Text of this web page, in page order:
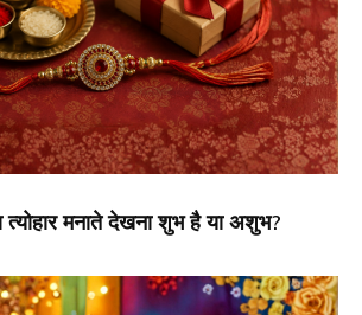
त्योहार मनाते देखना शुभ है या अशुभ?